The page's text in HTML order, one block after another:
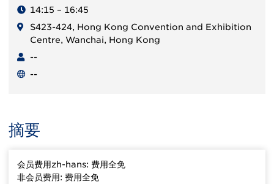
14:15 – 16:45
S423-424, Hong Kong Convention and Exhibition
Centre, Wanchai, Hong Kong
--
--
摘要
会员费用zh-hans: 费用全免
非会员费用: 费用全免